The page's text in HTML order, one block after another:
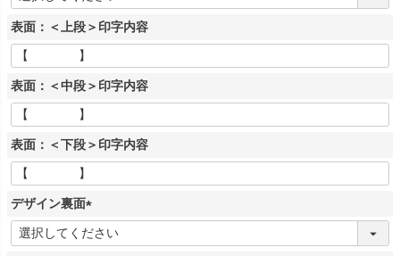
必
須
)
表面：＜上段＞印字内容
表面：＜中段＞印字内容
表面：＜下段＞印字内容
デザイン裏面
(
必